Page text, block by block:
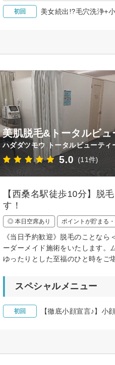
初回 美女続出!?毛穴洗浄+
美肌脱毛&トータルビュ
ハダダツモウ トータルビューテ
5.0 (11件)
【西桑名駅徒歩10分】脱
す！
◎ 本日空席あり ポイントが貯まる
《当日予約歓迎》脱毛のことな
ーダーメイド施術をいたします。
ゆったりとした至福のひと時をご
スペシャルメニュー
初回 【徹底小顔宣言♪】小